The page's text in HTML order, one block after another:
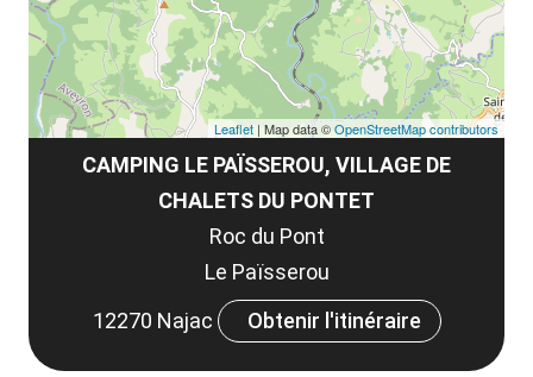
CAMPING LE PAÏSSEROU, VILLAGE DE
CHALETS DU PONTET
Roc du Pont
Le Païsserou
12270 Najac
Obtenir l'itinéraire
Leaflet | Map data ©OpenStreetMap contributors